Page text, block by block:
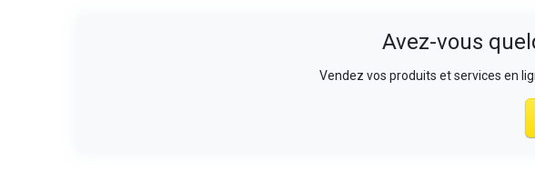
Avez-vous
Vendez vos produits et services en